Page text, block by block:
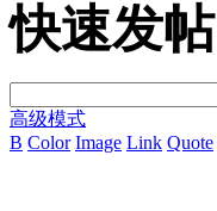
快速发帖
高级模式
B Color Image Link Quote